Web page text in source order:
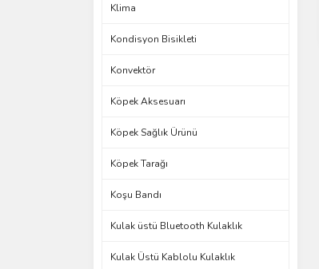
Klima
Kondisyon Bisikleti
Konvektör
Köpek Aksesuarı
Köpek Sağlık Ürünü
Köpek Tarağı
Koşu Bandı
Kulak üstü Bluetooth Kulaklık
Kulak Üstü Kablolu Kulaklık